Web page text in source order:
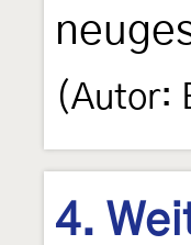
(Autor:
4.